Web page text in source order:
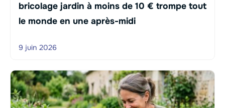
bricolage jardin à moins de 10 € trompe tout
le monde en une après-midi
9 juin 2026